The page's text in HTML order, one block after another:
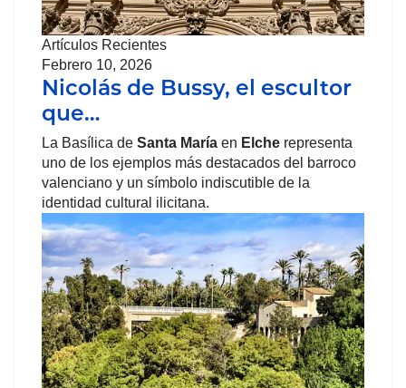
Artículos Recientes
Febrero 10, 2026
Nicolás de Bussy, el escultor
que…
La Basílica de Santa María en Elche representa
uno de los ejemplos más destacados del barroco
valenciano y un símbolo indiscutible de la
identidad cultural ilicitana.